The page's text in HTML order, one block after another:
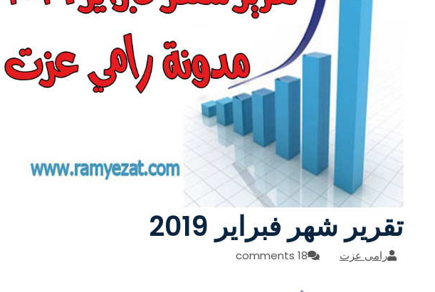
تقرير شهر فبراير 2019
رامى عزت 18 comments